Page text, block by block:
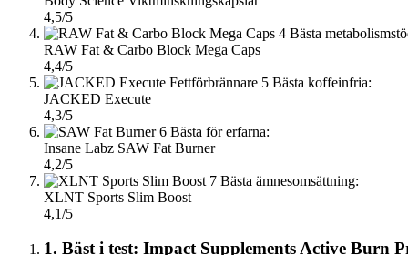
4,5/5
4 Bästa
RAW Fat & Carbo Block Mega Caps
4,4/5
5 Bästa koffeinfria:
JACKED Execute
4,3/5
6 Bästa för erfarna:
Insane Labz SAW Fat Burner
4,2/5
7 Bästa ämnesomsättning:
XLNT Sports Slim Boost
4,1/5
1. Bäst i test: Impact Supplements Active Burn